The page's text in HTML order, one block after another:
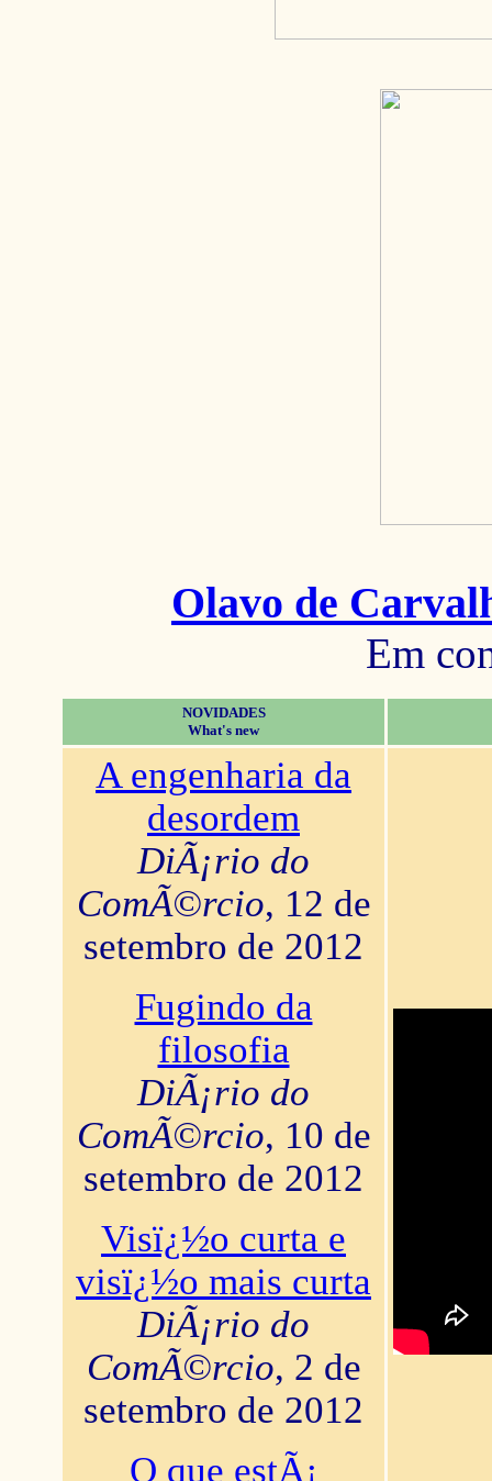
Olavo de
Em
NOVIDADES
What's new
A engenharia da
desordem
DiÃ¡rio do
ComÃ©rcio, 12 de
setembro de 2012
Fugindo da
filosofia
DiÃ¡rio do
ComÃ©rcio, 10 de
setembro de 2012
Visï¿½o curta e
visï¿½o mais curta
DiÃ¡rio do
ComÃ©rcio, 2 de
setembro de 2012
O que estÃ¡